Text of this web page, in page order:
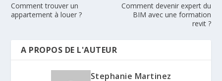
Comment trouver un
appartement à louer ?
Comment devenir expert du
BIM avec une formation
revit ?
A PROPOS DE L'AUTEUR
Stephanie Martinez